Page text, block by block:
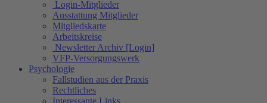
Login-Mitglieder
Ausstattung Mitglieder
Mitgliedskarte
Arbeitskreise
Newsletter Archiv [Login]
VFP-Versorgungswerk
Psychologie
Fallstudien aus der Praxis
Rechtliches
Interessante Links